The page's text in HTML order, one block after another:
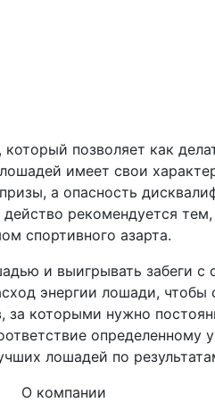
позволяет как
имеет свои
а опасность
рекомендуется
спортивного азарта.
и выигрывать забеги
энергии лошади,
за которыми нужно
лошадей по
О компании